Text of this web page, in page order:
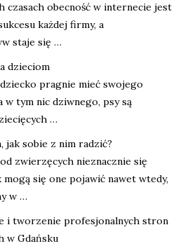
czasach obecność w internecie jest
każdej firmy, a
staje się …
dzieciom
pragnie mieć swojego
w tym nic dziwnego, psy są
…
jak sobie z nim radzić?
zwierzęcych nieznacznie się
mogą się one pojawić nawet wtedy,
w …
i tworzenie profesjonalnych stron
w Gdańsku